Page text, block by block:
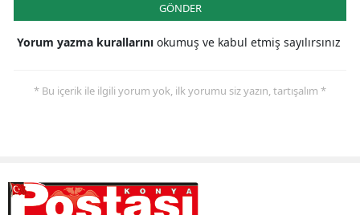
GÖNDER
Yorum yazma kurallarını okumuş ve kabul etmiş sayılırsınız
* Bu içerik ile ilgili yorum yok, ilk yorumu siz yazın, tartışalım *